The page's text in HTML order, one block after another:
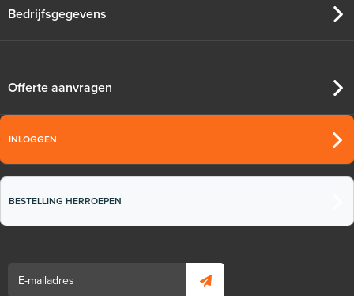
Bedrijfsgegevens
Offerte aanvragen
INLOGGEN
BESTELLING HERROEPEN